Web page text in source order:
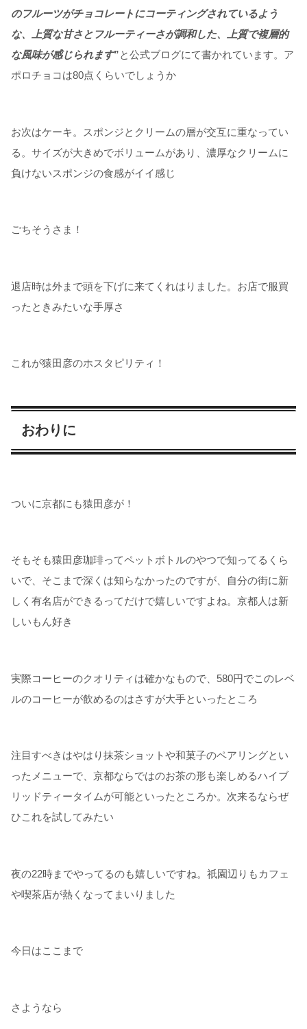
のフルーツがチョコレートにコーティングされているよう
な、上質な甘さとフルーティーさが調和した、上質で複層的
な風味が感じられます”と公式ブログにて書かれています。ア
ポロチョコは80点くらいでしょうか
お次はケーキ。スポンジとクリームの層が交互に重なってい
る。サイズが大きめでボリュームがあり、濃厚なクリームに
負けないスポンジの食感がイイ感じ
ごちそうさま！
退店時は外まで頭を下げに来てくれはりました。お店で服買
ったときみたいな手厚さ
これが猿田彦のホスタピリティ！
おわりに
ついに京都にも猿田彦が！
そもそも猿田彦珈琲ってペットボトルのやつで知ってるくら
いで、そこまで深くは知らなかったのですが、自分の街に新
しく有名店ができるってだけで嬉しいですよね。京都人は新
しいもん好き
実際コーヒーのクオリティは確かなもので、580円でこのレベ
ルのコーヒーが飲めるのはさすが大手といったところ
注目すべきはやはり抹茶ショットや和菓子のペアリングとい
ったメニューで、京都ならではのお茶の形も楽しめるハイブ
リッドティータイムが可能といったところか。次来るならぜ
ひこれを試してみたい
夜の22時までやってるのも嬉しいですね。祇園辺りもカフェ
や喫茶店が熱くなってまいりました
今日はここまで
さようなら